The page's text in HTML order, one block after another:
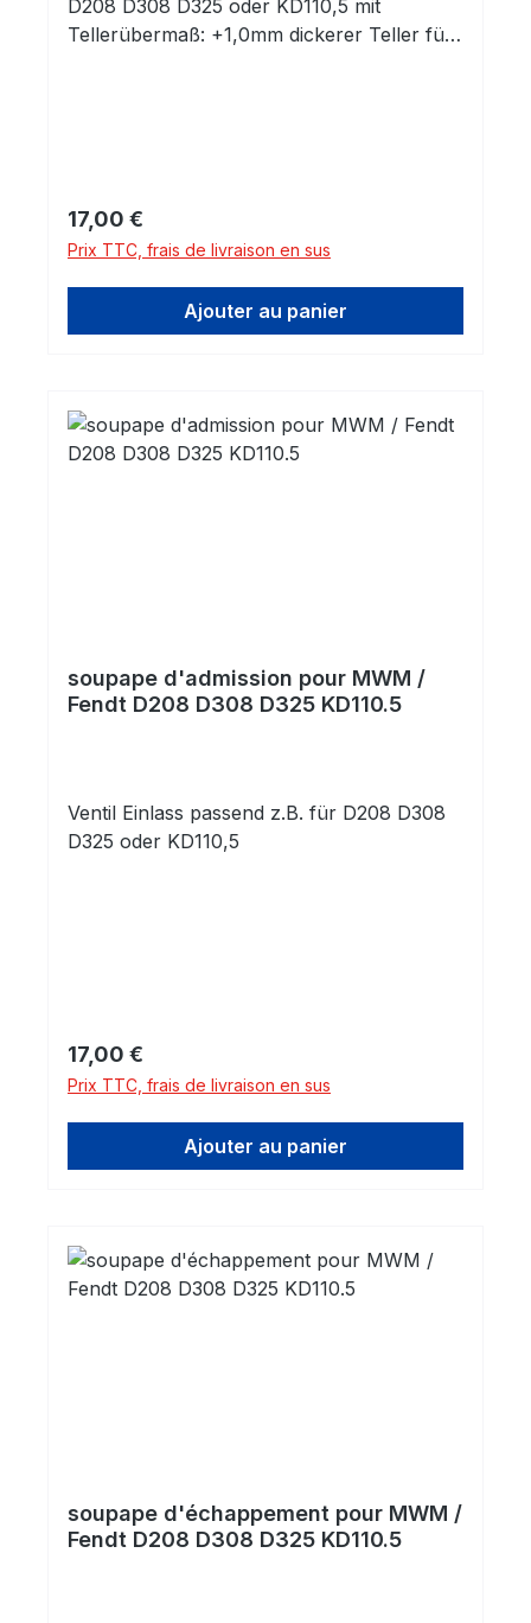
D208 D308 D325 oder KD110,5 mit
Tellerübermaß: +1,0mm dickerer Teller für
Prix régulier :
17,00 €
Prix TTC, frais de livraison en sus
Ajouter au panier
soupape d'admission pour MWM /
Fendt D208 D308 D325 KD110.5
Ventil Einlass passend z.B. für D208 D308
D325 oder KD110,5
Prix régulier :
17,00 €
Prix TTC, frais de livraison en sus
Ajouter au panier
soupape d'échappement pour MWM /
Fendt D208 D308 D325 KD110.5